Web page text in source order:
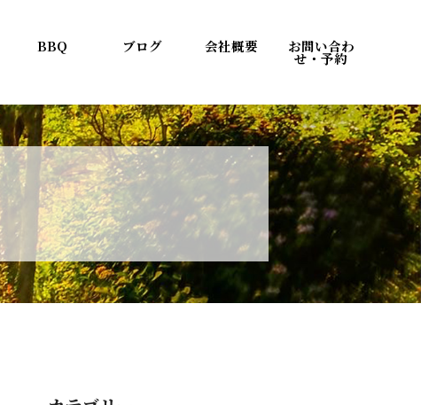
BBQ ブログ 会社概要 お問い合わ
せ・予約